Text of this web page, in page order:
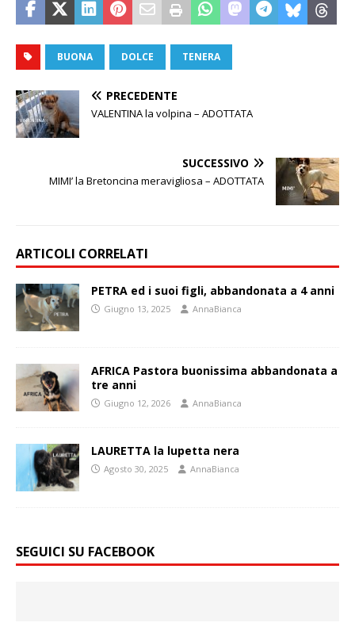
BUONA DOLCE TENERA
PRECEDENTE
VALENTINA la volpina – ADOTTATA
SUCCESSIVO
MIMI’ la Bretoncina meravigliosa – ADOTTATA
ARTICOLI CORRELATI
PETRA ed i suoi figli, abbandonata a 4 anni
Giugno 13, 2025 AnnaBianca
AFRICA Pastora buonissima abbandonata a
tre anni
Giugno 12, 2026 AnnaBianca
LAURETTA la lupetta nera
Agosto 30, 2025 AnnaBianca
SEGUICI SU FACEBOOK